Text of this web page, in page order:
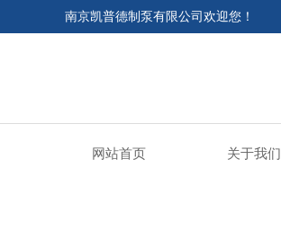
南京凯普德制泵有限公司欢迎您！
网站首页 关于我们